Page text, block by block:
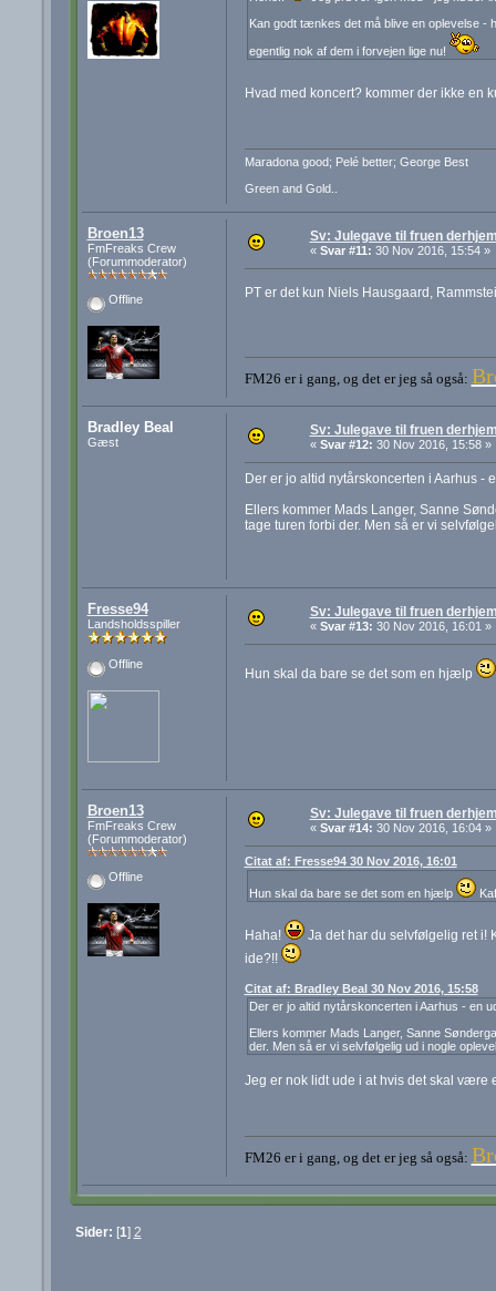
Kan godt tænkes det må blive en oplevelse -
egentlig nok af dem i forvejen lige nu!
Hvad med koncert? kommer der ikke en
Maradona good; Pelé better; George Best
Green and Gold..
Broen13
FmFreaks Crew
(Forummoderator)
Offline
Sv: Julegave til fruen
« Svar #11: 30 Nov 2016, 15:54 »
PT er det kun Niels Hausgaard,
FM26 er i gang, og det er jeg så også:
Bradley Beal
Gæst
Sv: Julegave til fruen
« Svar #12: 30 Nov 2016, 15:58 »
Der er jo altid nytårskoncerten i Aarhus -
Ellers kommer Mads Langer, Sanne
tage turen forbi der. Men så er vi
Fresse94
Landsholdsspiller
Offline
Sv: Julegave til fruen
« Svar #13: 30 Nov 2016, 16:01 »
Hun skal da bare se det som en hjælp
Broen13
FmFreaks Crew
(Forummoderator)
Offline
Sv: Julegave til fruen
« Svar #14: 30 Nov 2016, 16:04 »
Citat af: Fresse94 30 Nov 2016, 16:01
Hun skal da bare se det som en hjælp
Haha!
Ja det har du selvfølgelig ret i!
ide?!!
Citat af: Bradley Beal 30 Nov 2016, 15:58
Der er jo altid nytårskoncerten i Aarhus - en
Ellers kommer Mads Langer, Sanne
der. Men så er vi selvfølgelig ud i nogle
Jeg er nok lidt ude i at hvis det skal være
FM26 er i gang, og det er jeg så også:
Sider: [1] 2